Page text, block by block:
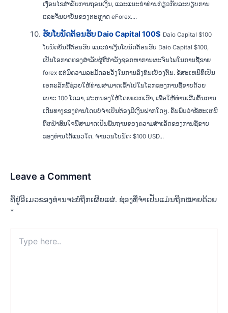
ເງື່ອນໄຂສໍາລັບການຖອນເງິນ, ແລະແນະນໍາທ່ານກ່ຽວກັບລະບຽບການ
ແລະຈັນຍາບັນຂອງຕະຫຼາດ eForex....
ຮັບໂບນັດຕ້ອນຮັບ Daio Capital 100$ Daio Capital $100
ໂບນັດຍິນດີຕ້ອນຮັບ ແນະນຳເງິນໂບນັດຕ້ອນຮັບ Daio Capital $100,
ເປັນໂອກາດທອງສຳລັບຜູ້ທີ່ກຳລັງຊອກຫາການຜະຈົນໄພໃນການຊື້ຂາຍ
forex ແຕ່ມີຄວາມລະມັດລະວັງໃນການລົງທຶນເບື້ອງຕົ້ນ. ຂໍ້ສະເຫນີທີ່ເປັນ
ເອກະລັກນີ້ຊ່ວຍໃຫ້ທ່ານສາມາດເຂົ້າໄປໃນໂລກຂອງການຊື້ຂາຍດ້ວຍ
ເບາະ 100 ໂດລາ, ສະຫນອງໃຫ້ໂດຍພວກເຮົາ, ເພື່ອໃຫ້ທ່ານເລີ່ມຕົ້ນການ
ເດີນທາງຂອງທ່ານໂດຍບໍ່ຈໍາເປັນຕ້ອງມີເງິນຝາກໃດໆ. ຄົ້ນພົບວ່າຂໍ້ສະເຫນີ
ທີ່ຫນ້າສົນໃຈນີ້ສາມາດເປັນພື້ນຖານຂອງຄວາມສໍາເລັດຂອງການຊື້ຂາຍ
ຂອງທ່ານໄດ້ແນວໃດ. ຈຳນວນໂບນັດ: $100 USD...
Leave a Comment
ທີ່ຢູ່ອີເມວຂອງທ່ານຈະບໍ່ຖືກເຜີຍແຜ່. ຊ່ອງທີ່ຈຳເປັນແມ່ນຖືກໝາຍດ້ວຍ
*
here..